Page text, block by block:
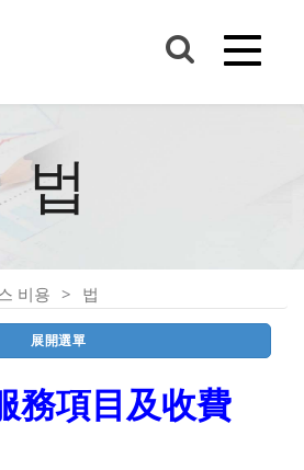
법
비용 법
展開選單
務項目及收費